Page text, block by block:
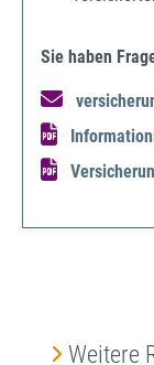
Sie haben
Weitere